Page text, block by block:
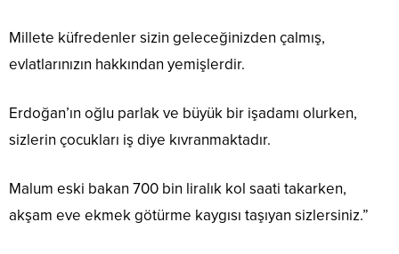
Millete küfredenler sizin geleceğinizden çalmış,
evlatlarınızın hakkından yemişlerdir.
Erdoğan’ın oğlu parlak ve büyük bir işadamı olurken,
sizlerin çocukları iş diye kıvranmaktadır.
Malum eski bakan 700 bin liralık kol saati takarken,
akşam eve ekmek götürme kaygısı taşıyan sizlersiniz.”